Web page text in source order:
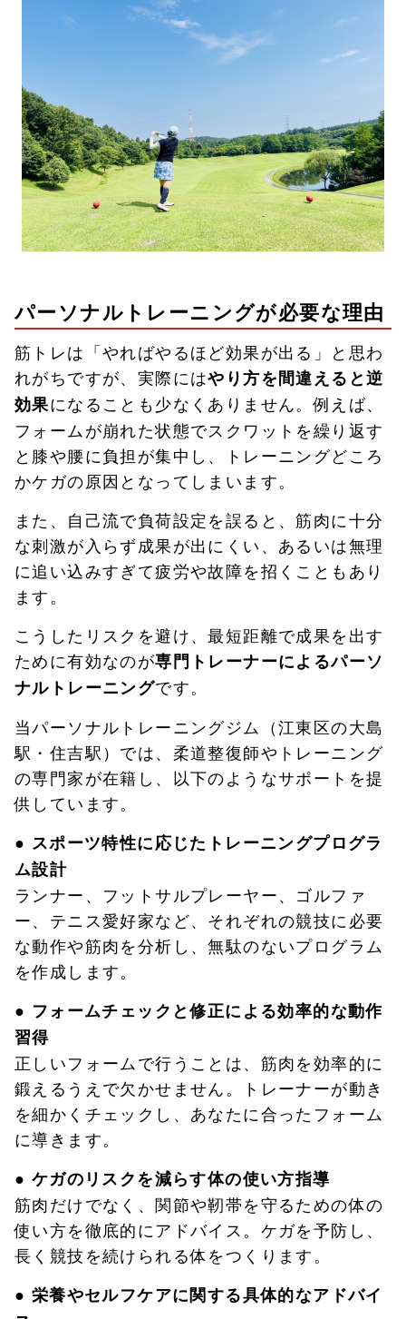
パーソナルトレーニングが必要な理由
筋トレは「やればやるほど効果が出る」と思わ
れがちですが、実際にはやり方を間違えると逆
効果になることも少なくありません。例えば、
フォームが崩れた状態でスクワットを繰り返す
と膝や腰に負担が集中し、トレーニングどころ
かケガの原因となってしまいます。
また、自己流で負荷設定を誤ると、筋肉に十分
な刺激が入らず成果が出にくい、あるいは無理
に追い込みすぎて疲労や故障を招くこともあり
ます。
こうしたリスクを避け、最短距離で成果を出す
ために有効なのが専門トレーナーによるパーソ
ナルトレーニングです。
当パーソナルトレーニングジム（江東区の大島
駅・住吉駅）では、柔道整復師やトレーニング
の専門家が在籍し、以下のようなサポートを提
供しています。
● スポーツ特性に応じたトレーニングプログラ
ム設計
ランナー、フットサルプレーヤー、ゴルファ
ー、テニス愛好家など、それぞれの競技に必要
な動作や筋肉を分析し、無駄のないプログラム
を作成します。
● フォームチェックと修正による効率的な動作
習得
正しいフォームで行うことは、筋肉を効率的に
鍛えるうえで欠かせません。トレーナーが動き
を細かくチェックし、あなたに合ったフォーム
に導きます。
● ケガのリスクを減らす体の使い方指導
筋肉だけでなく、関節や靭帯を守るための体の
使い方を徹底的にアドバイス。ケガを予防し、
長く競技を続けられる体をつくります。
● 栄養やセルフケアに関する具体的なアドバイ